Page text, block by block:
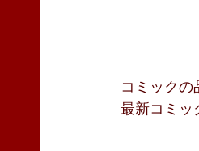
コミック
最新コミッ